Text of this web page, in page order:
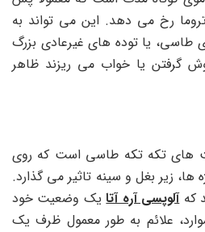
رخ می دهد. این می تواند به
طاسی، یا توده های غیرعادی بزرگ
گرفتن یا خواب می ریزند ظاهر
های تکه تکه طاسی است که روی
زیر بغل و سینه تاثیر می گذارد.
کهآلوپسی آره آتایک وضعیت خود
علائم به طور معمول ظرف یک